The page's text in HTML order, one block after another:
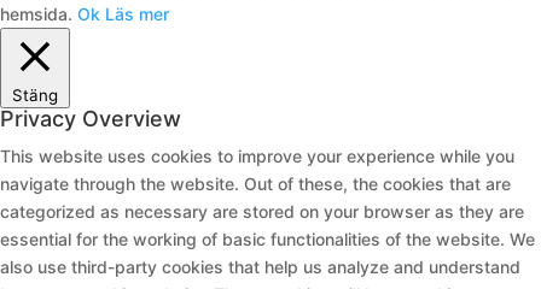
hemsida. Ok Läs mer
Stäng
Privacy Overview
This website uses cookies to improve your experience while you
navigate through the website. Out of these, the cookies that are
categorized as necessary are stored on your browser as they are
essential for the working of basic functionalities of the website. We
also use third-party cookies that help us analyze and understand